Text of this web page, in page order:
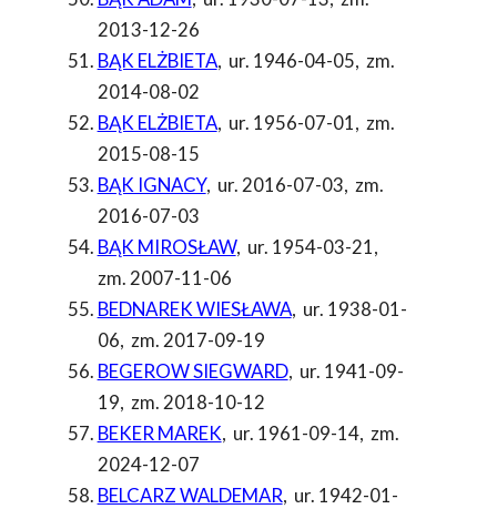
2013-12-26
BĄK ELŻBIETA, ur. 1946-04-05, zm.
2014-08-02
BĄK ELŻBIETA, ur. 1956-07-01, zm.
2015-08-15
BĄK IGNACY, ur. 2016-07-03, zm.
2016-07-03
BĄK MIROSŁAW, ur. 1954-03-21,
zm. 2007-11-06
BEDNAREK WIESŁAWA, ur. 1938-01-
06, zm. 2017-09-19
BEGEROW SIEGWARD, ur. 1941-09-
19, zm. 2018-10-12
BEKER MAREK, ur. 1961-09-14, zm.
2024-12-07
BELCARZ WALDEMAR, ur. 1942-01-